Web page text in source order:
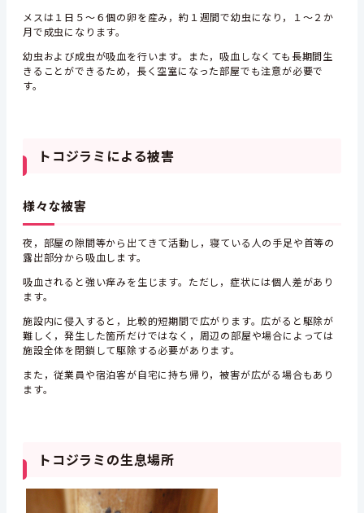
メスは１日５～６個の卵を産み，約１週間で幼虫になり，１～２か
月で成虫になります。
幼虫および成虫が吸血を行います。また，吸血しなくても長期間生
きることができるため，長く空室になった部屋でも注意が必要で
す。
トコジラミによる被害
様々な被害
夜，部屋の隙間等から出てきて活動し，寝ている人の手足や首等の
露出部分から吸血します。
吸血されると強い痒みを生じます。ただし，症状には個人差があり
ます。
施設内に侵入すると，比較的短期間で広がります。広がると駆除が
難しく，発生した箇所だけではなく，周辺の部屋や場合によっては
施設全体を閉鎖して駆除する必要があります。
また，従業員や宿泊客が自宅に持ち帰り，被害が広がる場合もあり
ます。
トコジラミの生息場所